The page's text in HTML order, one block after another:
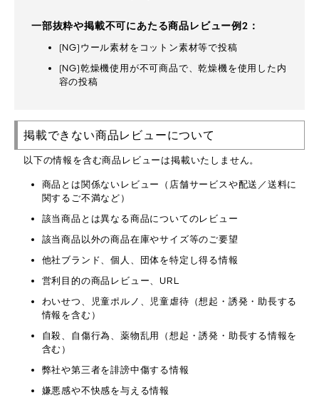
一部抜粋や掲載不可にあたる商品レビュー例2：
(NG)ウール素材をコットン素材等で投稿
(NG)乾燥機使用が不可商品で、乾燥機を使用した内
容の投稿
掲載できない商品レビューについて
以下の情報を含む商品レビューは掲載いたしません。
商品とは関係ないレビュー（店舗サービスや配送／送料に
関するご不満など）
該当商品とは異なる商品についてのレビュー
該当商品以外の商品在庫やサイズ等のご要望
他社ブランド、個人、団体を特定し得る情報
営利目的の商品レビュー、URL
わいせつ、児童ポルノ、児童虐待（想起・誘発・助長する
情報を含む）
自殺、自傷行為、薬物乱用（想起・誘発・助長する情報を
含む）
弊社や第三者を誹謗中傷する情報
嫌悪感や不快感を与える情報